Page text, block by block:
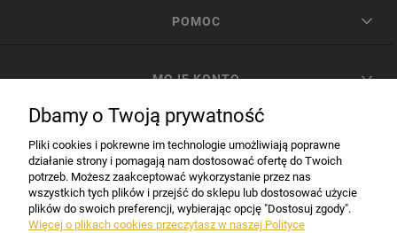
POMOC
MOJE KONTO
INFORMACJE
Dbamy o Twoją prywatność
Pliki cookies i pokrewne im technologie umożliwiają poprawne
działanie strony i pomagają nam dostosować ofertę do Twoich
potrzeb. Możesz zaakceptować wykorzystanie przez nas
wszystkich tych plików i przejść do sklepu lub dostosować użycie
plików do swoich preferencji, wybierając opcję "Dostosuj zgody".
Więcej o plikach cookies przeczytasz w naszej Polityce